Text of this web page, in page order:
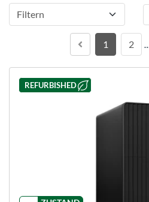
Filtern
1 2
REFURBISHED